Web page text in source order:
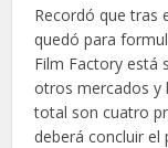
Recordó que tras
quedó para
Film Factory está
otros mercados y
total son cuatro
deberá concluir